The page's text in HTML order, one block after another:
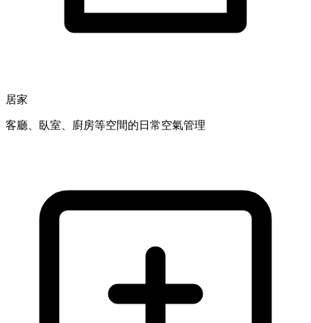
居家
客廳、臥室、廚房等空間的日常空氣管理